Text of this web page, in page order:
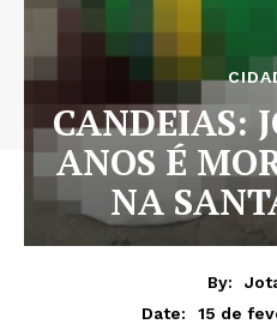
CANDEIAS:
ANOS É
NA
By:
Date:
15 de